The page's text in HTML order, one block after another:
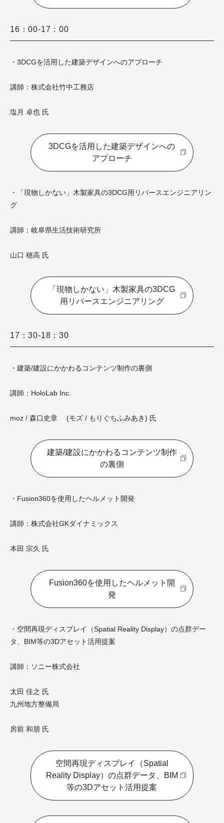
16：00-17：00
・3DCGを活用した建築デザインへのアプローチ
講師：株式会社竹中工務店
塩月 卓也 氏
3DCGを活用した建築デザインへの
アプローチ
・「現物しかない」木製家具の3DCG用リバースエンジニアリン
グ
講師：岐阜県生活技術研究所
山口 穂高 氏
「現物しかない」木製家具の3DCG
用リバースエンジニアリング
17：30-18：30
・建築/建設にかかわるコンテンツ制作の裏側
講師：HoloLab Inc.
moz / 森口史章 (モズ / もりぐちふみあき) 氏
建築/建設にかかわるコンテンツ制作
の裏側
・Fusion360を使用したヘルメット開発
講師：株式会社GKダイナミックス
本田 宗久 氏
Fusion360を使用したヘルメット開
発
・空間再現ディスプレイ（Spatial Reality Display）の点群デー
タ、BIM等の3Dアセット活用提案
講師：ソニー株式会社
太田 佳之 氏
九州地方整備局
房前 和朋 氏
空間再現ディスプレイ（Spatial
Reality Display）の点群データ、BIM
等の3Dアセット活用提案